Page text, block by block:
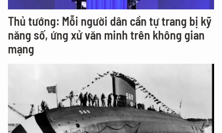
Thủ tướng: Mỗi người dân cần tự trang bị kỹ
năng số, ứng xử văn minh trên không gian
mạng